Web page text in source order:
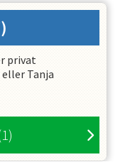
privat
eller Tanja